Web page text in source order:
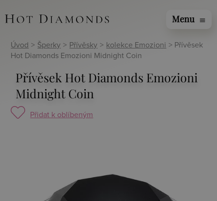
Menu menu
Úvod > Šperky > Přívěsky > kolekce Emozioni > Přívěsek
Hot Diamonds Emozioni Midnight Coin
Přívěsek Hot Diamonds Emozioni
Midnight Coin
Přidat k oblíbeným